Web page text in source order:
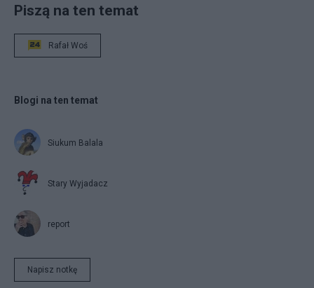
Piszą na ten temat
Rafał Woś
Blogi na ten temat
Siukum Balala
Stary Wyjadacz
report
Napisz notkę